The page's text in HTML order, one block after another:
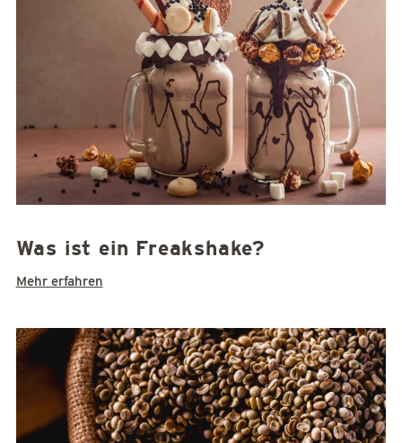
Was ist ein Freakshake?
Mehr erfahren